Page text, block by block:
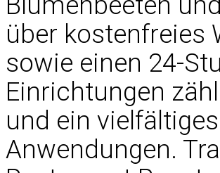
über kostenfreies
sowie einen 24-
Einrichtungen
und ein
Anwendungen.